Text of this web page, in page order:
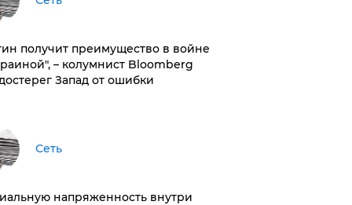
получит преимущество в войне
– колумнист Bloomberg
Запад от ошибки
Сеть
напряженность внутри